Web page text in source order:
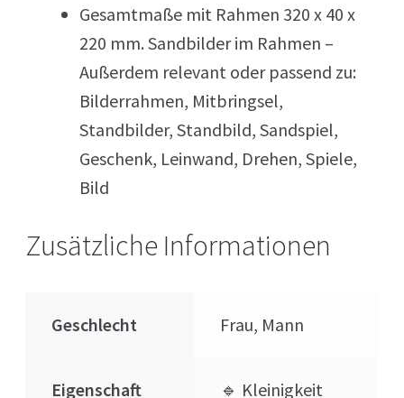
Gesamtmaße mit Rahmen 320 x 40 x
220 mm. Sandbilder im Rahmen –
Außerdem relevant oder passend zu:
Bilderrahmen, Mitbringsel,
Standbilder, Standbild, Sandspiel,
Geschenk, Leinwand, Drehen, Spiele,
Bild
Zusätzliche Informationen
Geschlecht Frau, Mann
Eigenschaft 🔹 Kleinigkeit